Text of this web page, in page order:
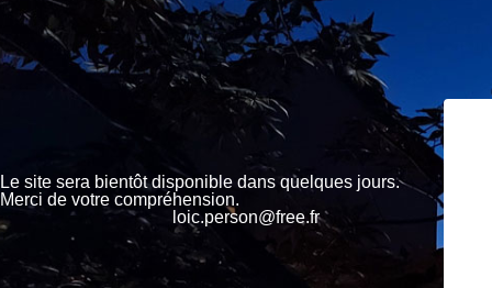
Le site sera bientôt disponible dans quelques jours.
Merci de votre compréhension.
loic.person@free.fr